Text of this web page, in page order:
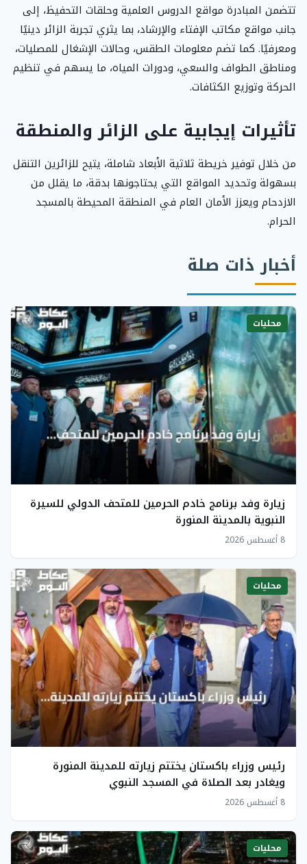
تتضمن المبادرة مواقع الدروس العلمية وحلقات التحفيظ، إلى
جانب مواقع مكاتب الإفتاء والإرشاد، بما يثري تجربة الزائر دينيًا
ومعرفيًا. كما تضم معلومات الطقس، وحالات الإشغال للمصليات،
ومناطق الطواف والسعي، ودورات المياه، ما يسهم في تنظيم
الحركة وتوزيع الكثافات.
تأثيرات إيجابية على الزائر والمنطقة
من خلال توفير خريطة ثلاثية الأبعاد شاملة، يتيح للزائرين التنقل
بسهولة وتحديد المواقع التي يحتاجونها بدقة، ما يقلل من
الازدحام ويعزز الأمان العام في المنطقة المحيطة بالمسجد
الحرام.
أخبار ذات صلة
محليات
زيارة وفد برنامج خادم الحرمين للمتحف الدولي للسيرة
النبوية بالمدينة المنورة
8 أغسطس 2026
محليات
رئيس وزراء باكستان يختتم زيارته للمدينة المنورة
ويغادر بعد الصلاة في المسجد النبوي
8 أغسطس 2026
محليات